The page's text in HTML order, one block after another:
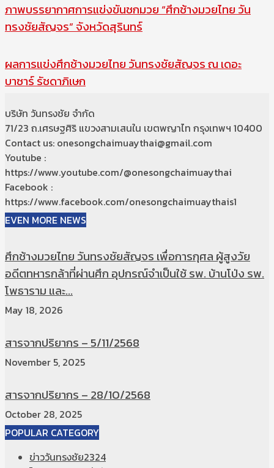
ภาพบรรยากาศการแข่งขันชกมวย “ศึกช้างมวยไทย วัน
ทรงชัยสัญจร” จังหวัดสุรินทร์
ผลการแข่งศึกช้างมวยไทย วันทรงชัยสัญจร ณ เดอะ
บาซาร์ รัชดาภิเษก
บริษัท วันทรงชัย จำกัด
71/23 ถ.เศรษฐศิริ แขวงสามเสนใน เขตพญาไท กรุงเทพฯ 10400
Contact us: onesongchaimuaythai@gmail.com
Youtube :
https://www.youtube.com/@onesongchaimuaythai
Facebook :
https://www.facebook.com/onesongchaimuaythais1
EVEN MORE NEWS
ศึกช้างมวยไทย วันทรงชัยสัญจร เพื่อการกุศล ผู้สูงวัย
อดีตทหารกล้าที่ผ่านศึก อุปกรณ์จำเป็นใช้ รพ. บ้านโป่ง รพ.
โพธาราม และ...
May 18, 2026
สารจากปริยากร – 5/11/2568
November 5, 2025
สารจากปริยากร – 28/10/2568
October 28, 2025
POPULAR CATEGORY
ข่าววันทรงชัย2324